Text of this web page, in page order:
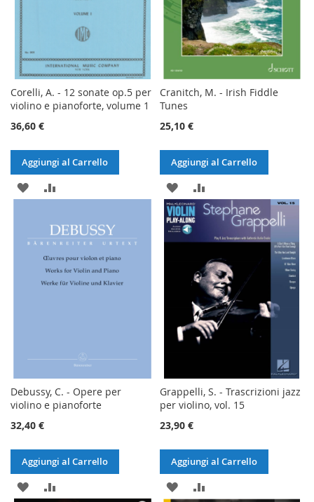
Corelli, A. - 12 sonate op.5 per
violino e pianoforte, volume 1
36,60 €
Aggiungi al Carrello
AGGIUNGI
LISTA
DESIDERI
CONFRONTO
Cranitch, M. - Irish Fiddle
Tunes
25,10 €
Aggiungi al Carrello
AGGIUNGI
ALLA
LISTA
DESIDERI
AL
CONFRONTO
Debussy, C. - Opere per
violino e pianoforte
32,40 €
Aggiungi al Carrello
AGGIUNGI
Grappelli, S. - Trascrizioni jazz
per violino, vol. 15
23,90 €
Aggiungi al Carrello
AGGIUNGI